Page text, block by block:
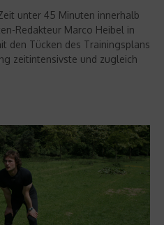
unter 45 Minuten innerhalb
Redakteur Marco Heibel in
den Tücken des Trainingsplans
zeitintensivste und zugleich